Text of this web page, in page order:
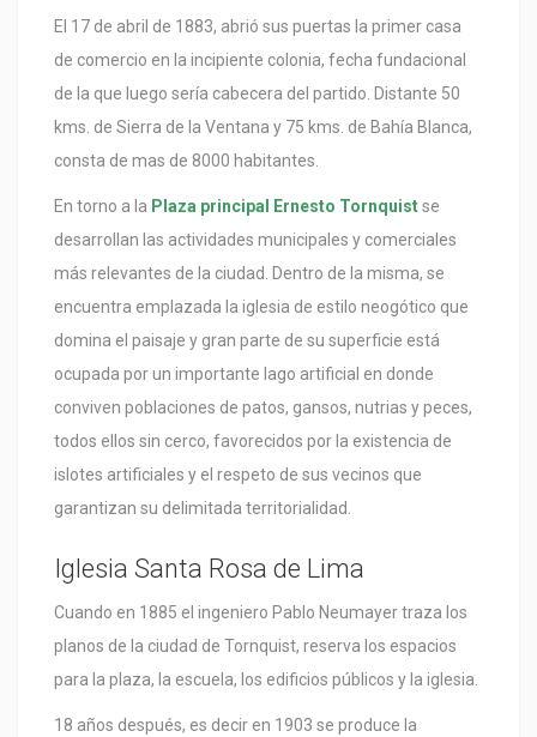
El 17 de abril de 1883, abrió sus puertas la primer casa
de comercio en la incipiente colonia, fecha fundacional
de la que luego sería cabecera del partido. Distante 50
kms. de Sierra de la Ventana y 75 kms. de Bahía Blanca,
consta de mas de 8000 habitantes.
En torno a la Plaza principal Ernesto Tornquistse
desarrollan las actividades municipales y comerciales
más relevantes de la ciudad. Dentro de la misma, se
encuentra emplazada la iglesia de estilo neogótico que
domina el paisaje y gran parte de su superficie está
ocupada por un importante lago artificial en donde
conviven poblaciones de patos, gansos, nutrias y peces,
todos ellos sin cerco, favorecidos por la existencia de
islotes artificiales y el respeto de sus vecinos que
garantizan su delimitada territorialidad.
Iglesia Santa Rosa de Lima
Cuando en 1885 el ingeniero Pablo Neumayer traza los
planos de la ciudad de Tornquist, reserva los espacios
para la plaza, la escuela, los edificios públicos y la iglesia.
18 años después, es decir en 1903 se produce la